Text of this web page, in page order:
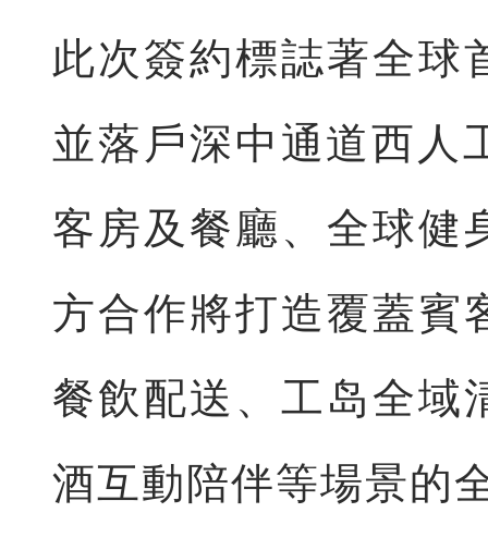
此次簽約標誌著全球
並落戶深中通道西人
客房及餐廳、全球健
方合作將打造覆蓋賓
餐飲配送、工岛全域
酒互動陪伴等場景的